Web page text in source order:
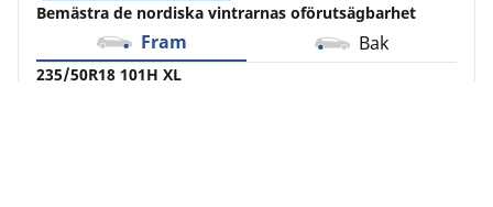
Bemästra de nordiska vintrarnas oförutsägbarhet
Fram Bak
235/50R18 101H XL